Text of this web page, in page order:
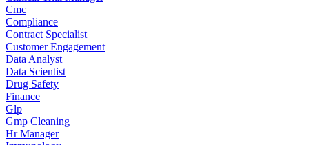
Cmc
Compliance
Contract Specialist
Customer Engagement
Data Analyst
Data Scientist
Drug Safety
Finance
Glp
Gmp Cleaning
Hr Manager